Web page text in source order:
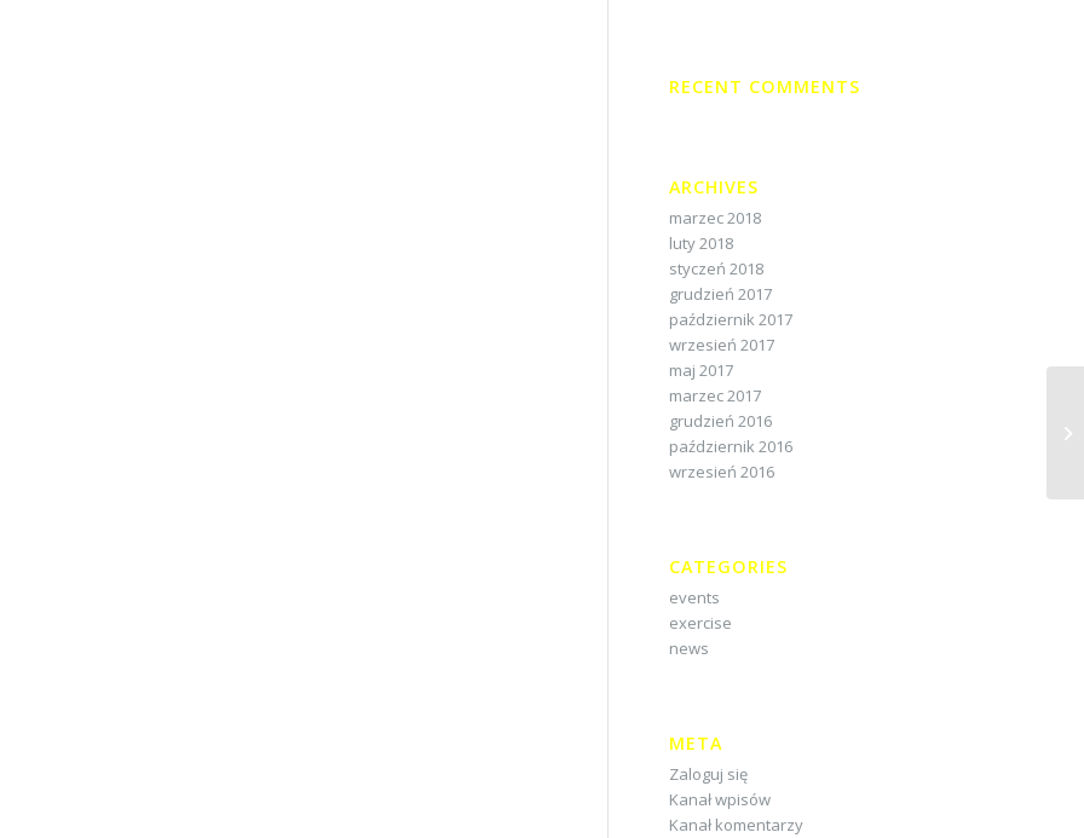
RECENT COMMENTS
ARCHIVES
marzec 2018
luty 2018
styczeń 2018
grudzień 2017
październik 2017
wrzesień 2017
maj 2017
marzec 2017
grudzień 2016
październik 2016
wrzesień 2016
CATEGORIES
events
exercise
news
META
Zaloguj się
Kanał wpisów
Kanał komentarzy